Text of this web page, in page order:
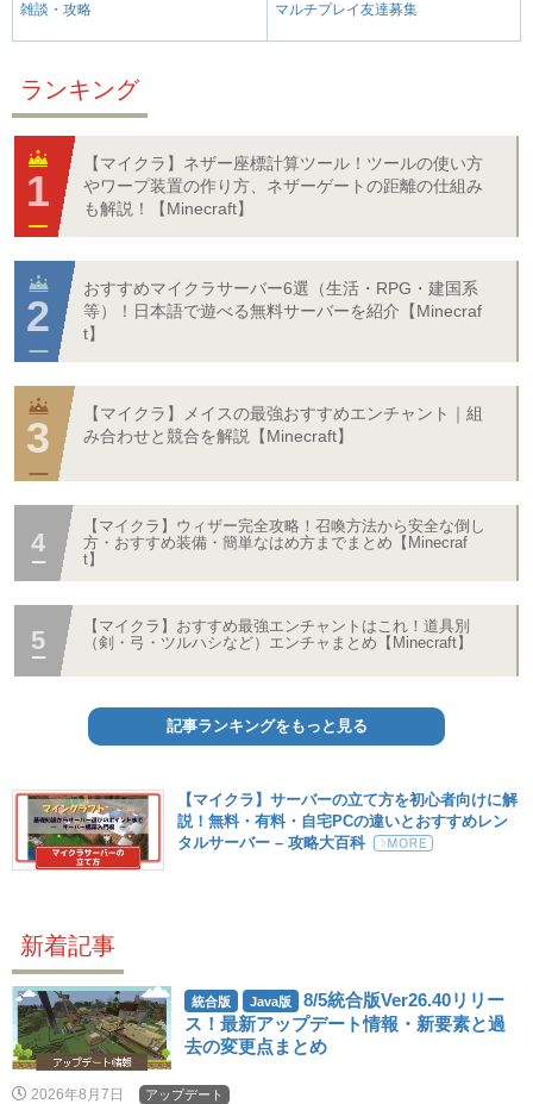
雑談・攻略 マルチプレイ友達募集
ランキング
【マイクラ】ネザー座標計算ツール！ツールの使い方
やワープ装置の作り方、ネザーゲートの距離の仕組み
も解説！【Minecraft】
おすすめマイクラサーバー6選（生活・RPG・建国系
等）！日本語で遊べる無料サーバーを紹介【Minecraf
t】
【マイクラ】メイスの最強おすすめエンチャント｜組
み合わせと競合を解説【Minecraft】
【マイクラ】ウィザー完全攻略！召喚方法から安全な倒し
方・おすすめ装備・簡単なはめ方までまとめ【Minecraf
t】
【マイクラ】おすすめ最強エンチャントはこれ！道具別
（剣・弓・ツルハシなど）エンチャまとめ【Minecraft】
記事ランキングをもっと見る
【マイクラ】サーバーの立て方を初心者向けに解
説！無料・有料・自宅PCの違いとおすすめレン
タルサーバー – 攻略大百科
新着記事
統合版 Java版
8/5統合版Ver26.40リリー
ス！最新アップデート情報・新要素と過
去の変更点まとめ
2026年8月7日 アップデート